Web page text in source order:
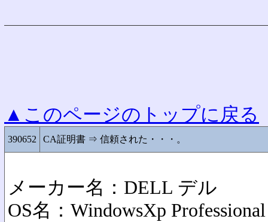
▲このページのトップに戻る
390652 CA証明書 ⇒ 信頼された・・・。
メーカー名：DELL デル
OS名：WindowsXp Professional